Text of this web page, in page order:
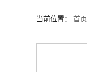
当前位置： 首页